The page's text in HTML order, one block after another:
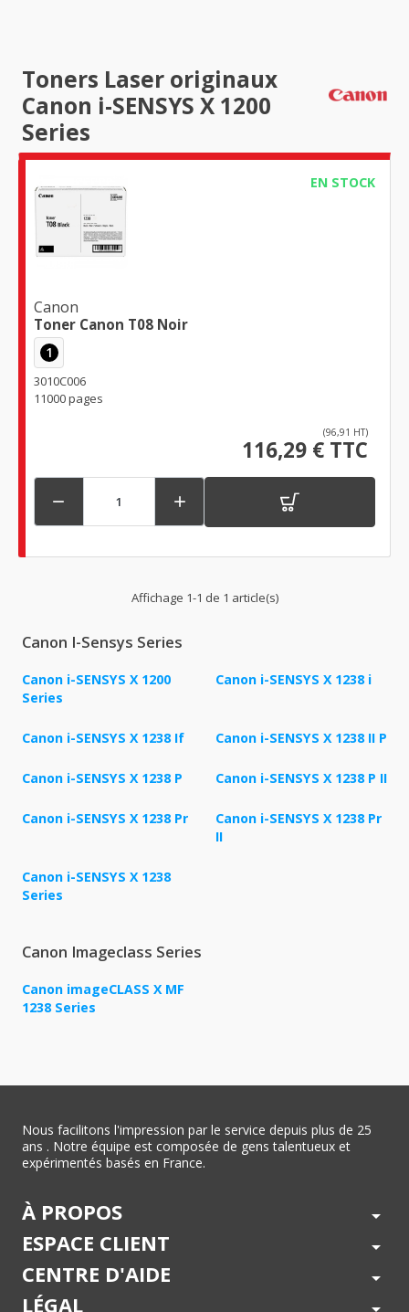
Toners Laser originaux
Canon i-SENSYS X 1200
Series
EN STOCK
Canon
Toner Canon T08 Noir
1
3010C006
11000 pages
(96,91 HT)
116,29 € TTC
 
Affichage 1-1 de 1 article(s)
Canon I-Sensys Series
Canon i-SENSYS X 1200
Series
Canon i-SENSYS X 1238 i
Canon i-SENSYS X 1238 If Canon i-SENSYS X 1238 II P
Canon i-SENSYS X 1238 P Canon i-SENSYS X 1238 P II
Canon i-SENSYS X 1238 Pr
Canon i-SENSYS X 1238 Pr
II
Canon i-SENSYS X 1238
Series
Canon Imageclass Series
Canon imageCLASS X MF
1238 Series
Nous facilitons l'impression par le service depuis plus de 25
ans . Notre équipe est composée de gens talentueux et
expérimentés basés en France.
À PROPOS arrow_drop_down
ESPACE CLIENT arrow_drop_down
CENTRE D'AIDE arrow_drop_down
LÉGAL